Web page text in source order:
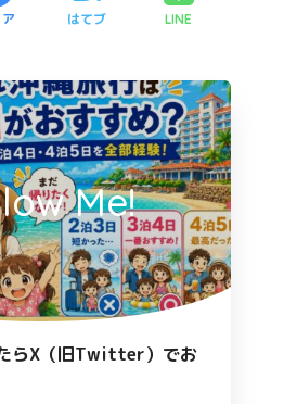
はてブ LINE
Me!
らX（旧Twitter）でお